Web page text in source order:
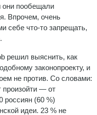
они пообещали
Впрочем, очень
себе что-то запрещать,
решил выяснить, как
законопроекту, и
не против. Со словами:
произойти — от
россиян (60 %)
идеи. 23 % не